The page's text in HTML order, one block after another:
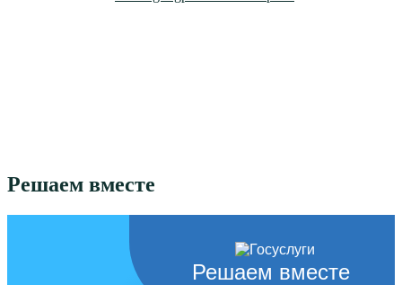
Решаем вместе
Решаем вместе